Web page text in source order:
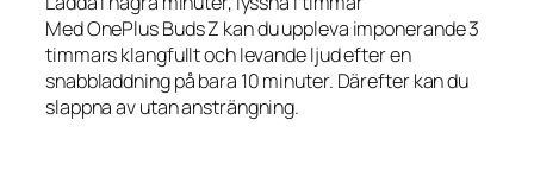
Med OnePlus Buds Z kan du uppleva imponerande 3
timmars klangfullt och levande ljud efter en
snabbladdning på bara 10 minuter. Därefter kan du
slappna av utan ansträngning.